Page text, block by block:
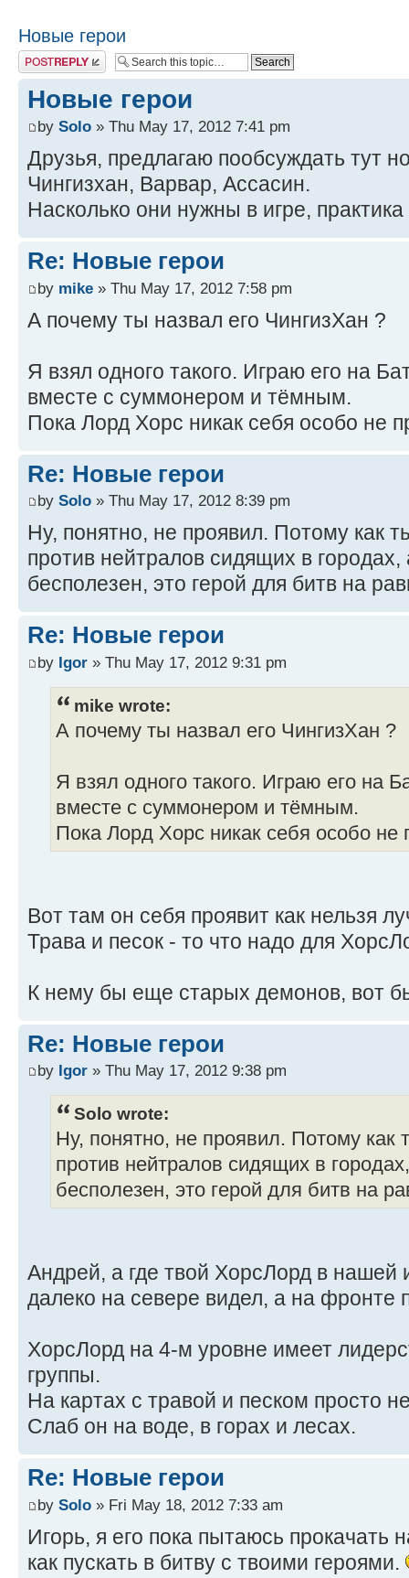
Новые герои
Post a reply
Новые герои
by Solo » Thu May 17, 2012 7:41 pm
Друзья, предлагаю пообсуждать тут
Чингизхан, Варвар, Ассасин.
Насколько они нужны в игре,
Re: Новые герои
by mike » Thu May 17, 2012 7:58 pm
А почему ты назвал его ЧингизХан ?
Я взял одного такого. Играю его на
вместе с суммонером и тёмным.
Пока Лорд Хорс никак себя особо не
Re: Новые герои
by Solo » Thu May 17, 2012 8:39 pm
Ну, понятно, не проявил. Потому как
против нейтралов сидящих в городах,
бесполезен, это герой для битв на
Re: Новые герои
by Igor » Thu May 17, 2012 9:31 pm
mike wrote:
А почему ты назвал его ЧингизХан ?
Я взял одного такого. Играю его на
вместе с суммонером и тёмным.
Пока Лорд Хорс никак себя особо не
Вот там он себя проявит как нельзя
Трава и песок - то что надо для
К нему бы еще старых демонов, вот
Re: Новые герои
by Igor » Thu May 17, 2012 9:38 pm
Solo wrote:
Ну, понятно, не проявил. Потому как
против нейтралов сидящих в
бесполезен, это герой для битв на
Андрей, а где твой ХорсЛорд в нашей
далеко на севере видел, а на фронте
ХорсЛорд на 4-м уровне имеет
группы.
На картах с травой и песком просто
Слаб он на воде, в горах и лесах.
Re: Новые герои
by Solo » Fri May 18, 2012 7:33 am
Игорь, я его пока пытаюсь прокачать
как пускать в битву с твоими героями.